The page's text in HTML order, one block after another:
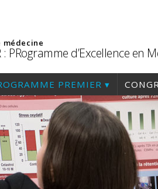
médecine
: PRogramme d’Excellence
PREMIER